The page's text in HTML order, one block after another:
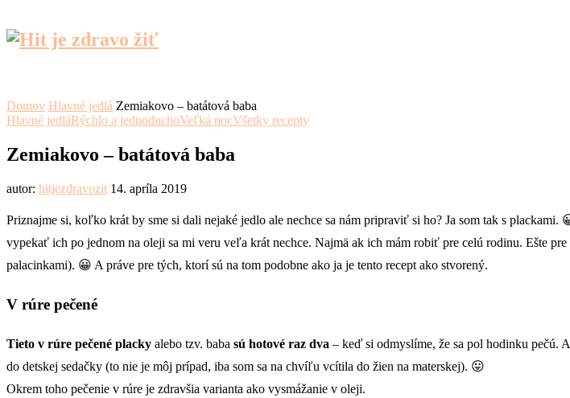
Domov Hlavné jedlá Zemiakovo – batátová baba
Hlavné jedláRýchlo a jednoduchoVeľká nocVšetky recepty
Zemiakovo – batátová baba
autor: hitjezdravozit 14. apríla 2019
Priznajme si, koľko krát by sme si dali nejaké jedlo ale nechce sa nám pripraviť si ho? Ja som tak s
vypekať ich po jednom na oleji sa mi veru veľa krát nechce. Najmä ak ich mám robiť pre celú rodinu. Ešte
palacinkami). 😀 A práve pre tých, ktorí sú na tom podobne ako ja je tento recept ako stvorený.
V rúre pečené
Tieto v rúre pečené placky alebo tzv. baba sú hotové raz dva – keď si odmyslíme, že sa pol hodinku pečú.
do detskej sedačky (to nie je môj prípad, iba som sa na chvíľu vcítila do žien na materskej). 😛
Okrem toho pečenie v rúre je zdravšia varianta ako vysmážanie v oleji.